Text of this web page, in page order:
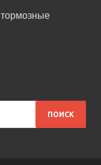
тормозные